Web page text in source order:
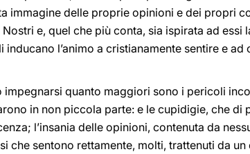
immagine delle proprie opinioni e dei propri
e, quel che più conta, sia ispirata ad essi
l’animo a cristianamente sentire e ad
impegnarsi quanto maggiori sono i pericoli
in non piccola parte: e le cupidigie, che di
l’insania delle opinioni, contenuta da
che sentono rettamente, molti, trattenuti da